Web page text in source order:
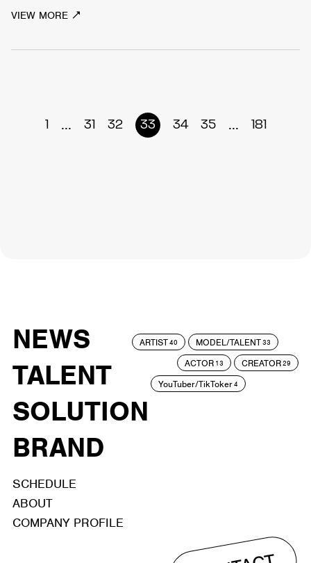
VIEW MORE
1 ... 31 32 33 34 35 ... 181
NEWS
TALENT
SOLUTION
BRAND
ARTIST40 MODEL/TALENT33
ACTOR 13 CREATOR29
YouTuber/TikToker4
SCHEDULE
ABOUT
COMPANY PROFILE